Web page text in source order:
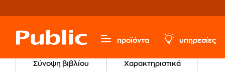
προϊόντα υπηρεσίες
Σύνοψη βιβλίου Χαρακτηριστικά